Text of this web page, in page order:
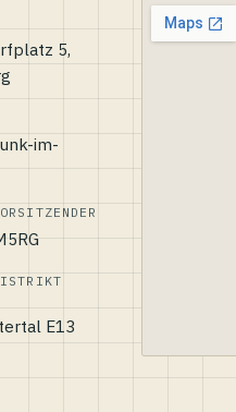
5,
im-
E13